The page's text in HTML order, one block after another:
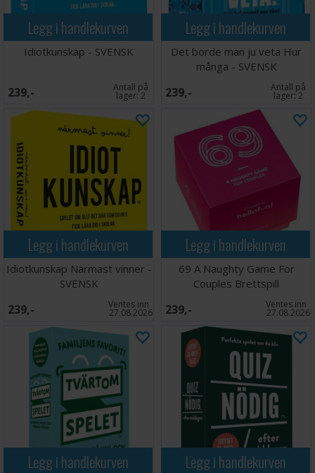
Legg i handlekurven
Idiotkunskap - SVENSK
239,- Antall på
lager:2
Legg i handlekurven
Det borde man ju veta Hur
många - SVENSK
239,- Antall på
lager:2
Legg i handlekurven
Idiotkunskap Närmast vinner -
SVENSK
239,- Ventes inn
27.08.2026
Legg i handlekurven
69 A Naughty Game For
Couples Brettspill
239,- Ventes inn
27.08.2026
Legg i handlekurven Legg i handlekurven